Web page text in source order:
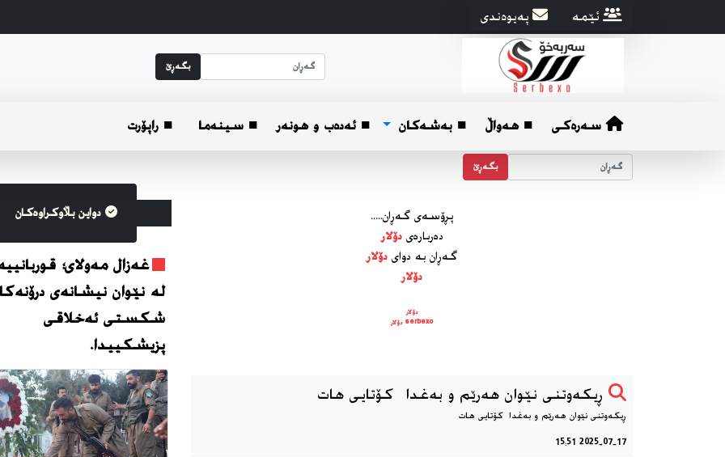
ئێمه په‌یوه‌ندی
بگه‌ڕێ
سەرەکی ■ هه‌واڵ ■ بەشەکان ■ ئه‌ده‌ب و هونه‌ر ■ سینەما ■ راپۆرت
بگه‌ڕێ
پڕۆسه‌ی گه‌ڕان.....
ده‌رباره‌ی دۆلار
گه‌ڕان به دوای دۆلار
دۆلار
دۆلار
serbexo دۆلار
ڕیکەوتنی نێوان هەرێم و بەغدا کۆتایی هات
ڕیکەوتنی نێوان هەرێم و بەغدا کۆتایی هات
2025-07-17 15:51
دواین بڵاوکراوه‌کان
غەزال مەولای؛
لە نێوان نیشانەی
شکستی ئەخلاقی
پزیشکییدا.